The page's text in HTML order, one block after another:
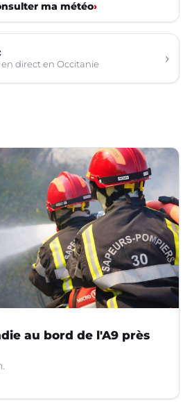
ma météo›
direct en Occitanie ›
au bord de l'A9 près